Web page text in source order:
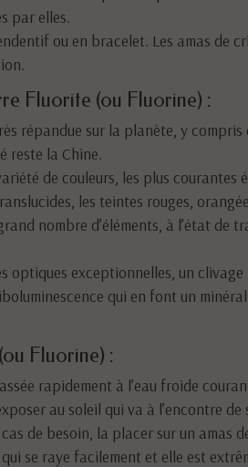
par elles.
ou en bracelet. Les amas de
Fluorite (ou Fluorine) :
répandue sur la planète, y compris
reste la Chine.
de couleurs, les plus courantes
les teintes rouges,
nombre d’éléments, à l’état de
optiques exceptionnelles, un
qui en font un
Fluorine) :
rapidement à l’eau froide
au soleil qui va à l’encontre
de besoin, la placer sur un amas
se raye facilement et elle est